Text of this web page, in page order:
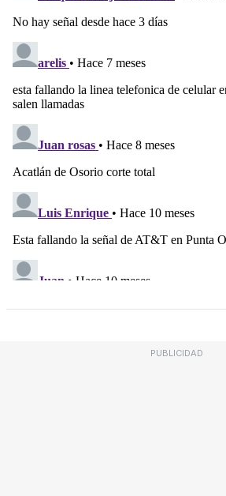
PUBLICIDAD